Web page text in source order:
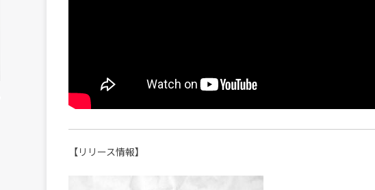
【リリース情報】